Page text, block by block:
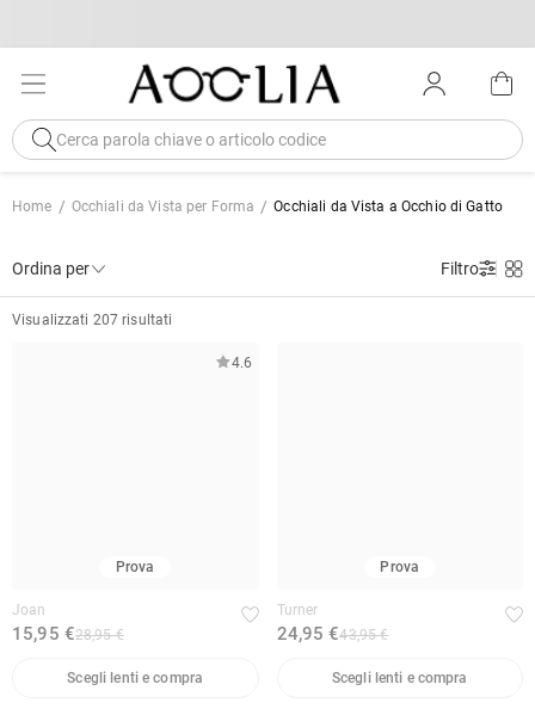
Home Occhiali da Vista per Forma Occhiali da Vista a Occhio di Gatto
Ordina per Filtro
Visualizzati 207 risultati
4.6
Prova
Joan
15,95 €28,95 €
Scegli lenti e compra
Prova
Turner
24,95 €43,95 €
Scegli lenti e compra